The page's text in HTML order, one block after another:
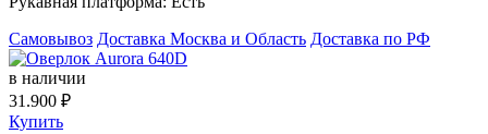
Самовывоз Доставка Москва и Область Доставка по РФ
в наличии
31.900 ₽
Купить